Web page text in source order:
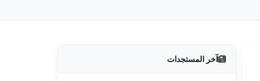
آخر المستجدات